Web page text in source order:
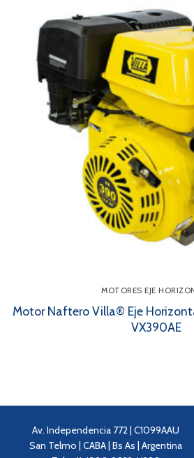
MOTORES EJE
Motor Naftero Villa® Eje
VX390AE
Av. Independencia 772 | C1099AAU
San Telmo | CABA | Bs As | Argentina